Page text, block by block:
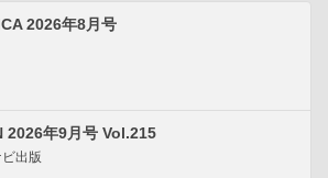
2026年8月号
2026年9月号 Vol.215
出版